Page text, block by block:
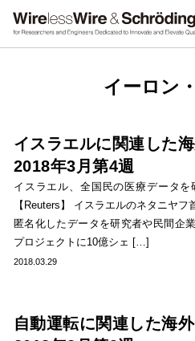
イーロン
イスラエルに関連した
2018年3月第4週
イスラエル、全国民の医療データ
【Reuters】 イスラエルのネタニヤ
匿名化したデータを研究者や民間企
プロジェクトに10億シェ […]
2018.03.29
自動運転に関連した海